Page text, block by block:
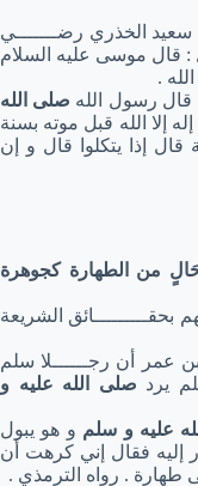
سعيد الخذري رضـــــــي
: قال موسى عليه السلام
.
قال رسول الله صلى الله
إلا الله قبل موته بسنة
إذا يتكلوا قال و إن
من الطهارة كجوهرة
الشريعة
داود في سننه ص4 ج 1 عن ابن عمر أن رجــــــلا سلم
يرد صلى الله عليه و
عليه و سلم و هو يبول
إليه فقال إني كرهت أن
طهارة . رواه الترمذي .